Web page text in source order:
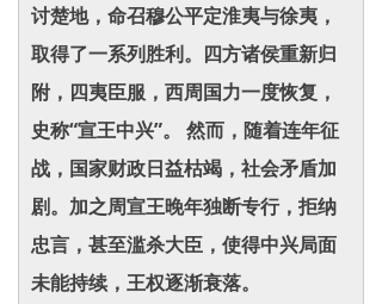
讨楚地，命召穆公平定淮夷与徐夷，
取得了一系列胜利。四方诸侯重新归
附，四夷臣服，西周国力一度恢复，
史称“宣王中兴”。 然而，随着连年征
战，国家财政日益枯竭，社会矛盾加
剧。加之周宣王晚年独断专行，拒纳
忠言，甚至滥杀大臣，使得中兴局面
未能持续，王权逐渐衰落。